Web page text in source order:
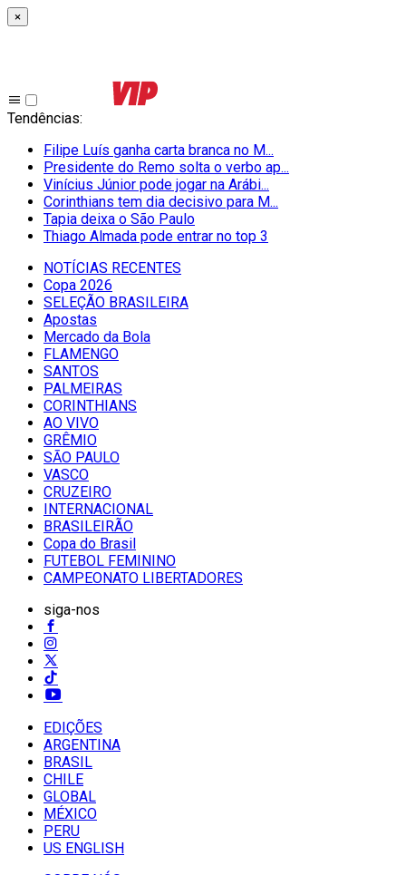
×
Tendências:
Filipe Luís ganha carta branca no M...
Presidente do Remo solta o verbo ap...
Vinícius Júnior pode jogar na Arábi...
Corinthians tem dia decisivo para M...
Tapia deixa o São Paulo
Thiago Almada pode entrar no top 3
NOTÍCIAS RECENTES
Copa 2026
SELEÇÃO BRASILEIRA
Apostas
Mercado da Bola
FLAMENGO
SANTOS
PALMEIRAS
CORINTHIANS
AO VIVO
GRÊMIO
SĀO PAULO
VASCO
CRUZEIRO
INTERNACIONAL
BRASILEIRÃO
Copa do Brasil
FUTEBOL FEMININO
CAMPEONATO LIBERTADORES
siga-nos
EDIÇÕES
ARGENTINA
BRASIL
CHILE
GLOBAL
MÉXICO
PERU
US ENGLISH